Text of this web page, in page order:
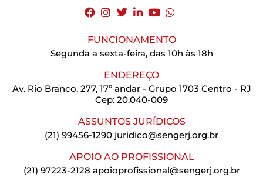
FUNCIONAMENTO
Segunda a sexta-feira, das 10h às 18h
ENDEREÇO
Av. Rio Branco, 277, 17º andar - Grupo 1703 Centro - RJ
Cep: 20.040-009
ASSUNTOS JURÍDICOS
(21) 99456-1290 juridico@sengerj.org.br
APOIO AO PROFISSIONAL
(21) 97223-2128 apoioprofissional@sengerj.org.br